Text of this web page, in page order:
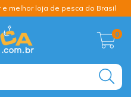
melhor loja de pesca do Brasil
0